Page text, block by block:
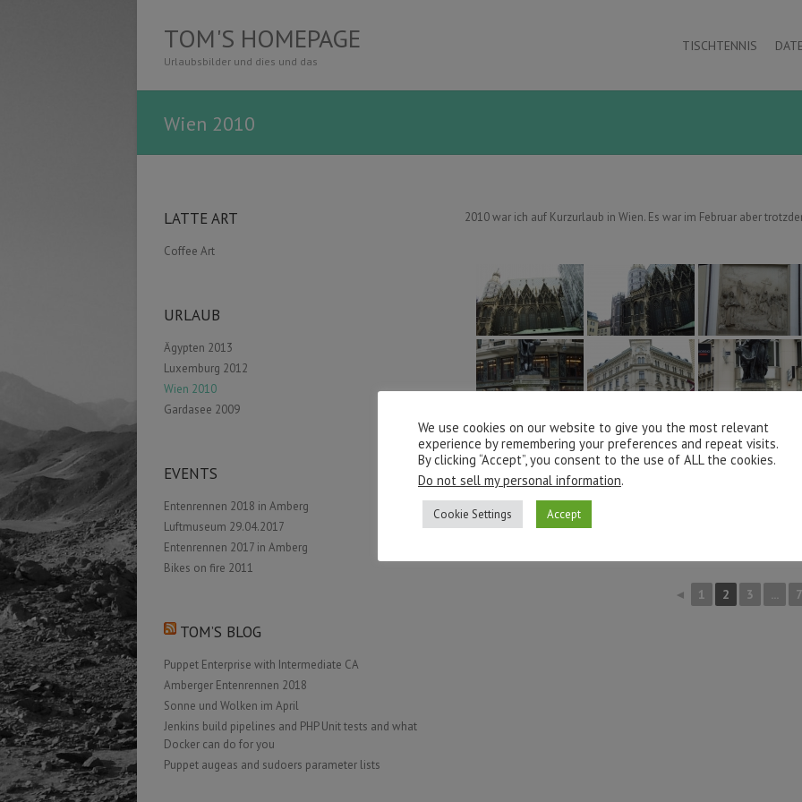
TOM'S HOMEPAGE
Urlaubsbilder und dies und das
TISCHTENNIS
Wien 2010
2010 war ich auf Kurzurlaub in Wien. Es war im Februar aber
◄ 1 2 3 ...
LATTE ART
Coffee Art
URLAUB
Ägypten 2013
Luxemburg 2012
Wien 2010
Gardasee 2009
EVENTS
Entenrennen 2018 in Amberg
Luftmuseum 29.04.2017
Entenrennen 2017 in Amberg
Bikes on fire 2011
TOM’S BLOG
Puppet Enterprise with Intermediate CA
Amberger Entenrennen 2018
Sonne und Wolken im April
Jenkins build pipelines and PHP Unit tests and what
Docker can do for you
Puppet augeas and sudoers parameter lists
We use cookies on our website to give you the most relevant
experience by remembering your preferences and repeat visits.
By clicking “Accept”, you consent to the use of ALL the cookies.
Do not sell my personal information.
Cookie Settings Accept